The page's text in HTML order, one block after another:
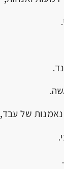
נאמנות של עבד,